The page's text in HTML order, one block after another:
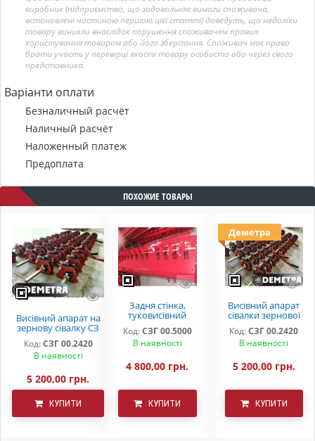
виробник (підприємство, що задовольняє вимоги споживача,
встановлені частиною першою цієї статті) доведуть, що недоліки
товару виникли внаслідок порушення споживачем правил
користування товаром або його зберігання. Споживач має право
брати участь у перевірці якості товару особисто або через свого
представника.
Варіанти оплати
Безналичный расчёт
Наличный расчёт
Наложенный платеж
Предоплата
ПОХОЖИЕ ТОВАРЫ
Висівний апарат на
зернову сівалку СЗ
3,6 СЗ 5,4 СЗП
СЗТ(металокераміка
)
Код:СЗГ 00.2420
В наявності
5 200,00 грн.
КУПИТИ
Задня стінка,
туковисівний
аппарат СЗ 3.6 СЗ
5.4 СЗП СЗТ
Код:СЗГ 00.5000
В наявності
4 800,00 грн.
КУПИТИ
Деметра
Висівний апарат
сівалки зернової
СЗ 3,6(5,4)
Код:СЗГ 00.2420
В наявності
5 200,00 грн.
КУПИТИ